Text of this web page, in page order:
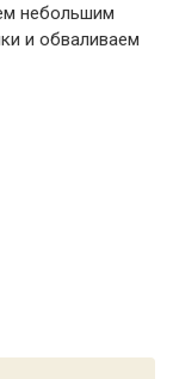
небольшим
и обваливаем